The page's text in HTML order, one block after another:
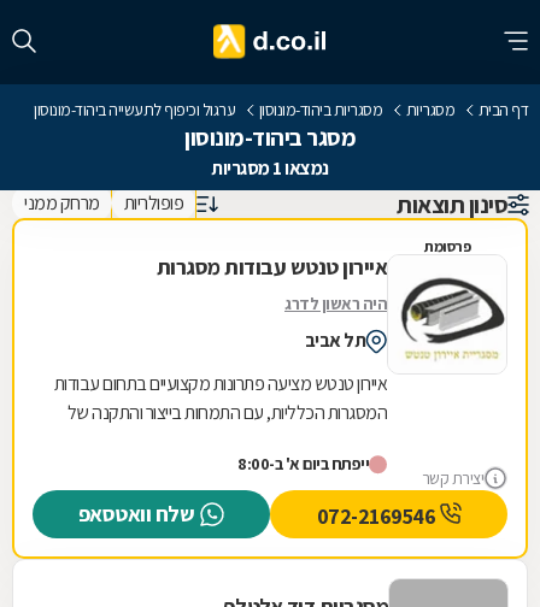
דף הבית מסגריות מסגריות ביהוד-מונוסון ערגול וכיפוף לתעשייה ביהוד-מונוסון
מסגר ביהוד-מונוסון
נמצאו 1 מסגריות
סינון תוצאות פופולריות מרחק ממני
פרסומת
יצירת קשר
איירון טנטש עבודות מסגרות
היה ראשון לדרג
תל אביב
איירון טנטש מציעה פתרונות מקצועיים בתחום עבודות
המסגרות הכלליות, עם התמחות בייצור והתקנה של
מתמחה...
ייפתח ביום א' ב-8:00
שלח וואטסאפ